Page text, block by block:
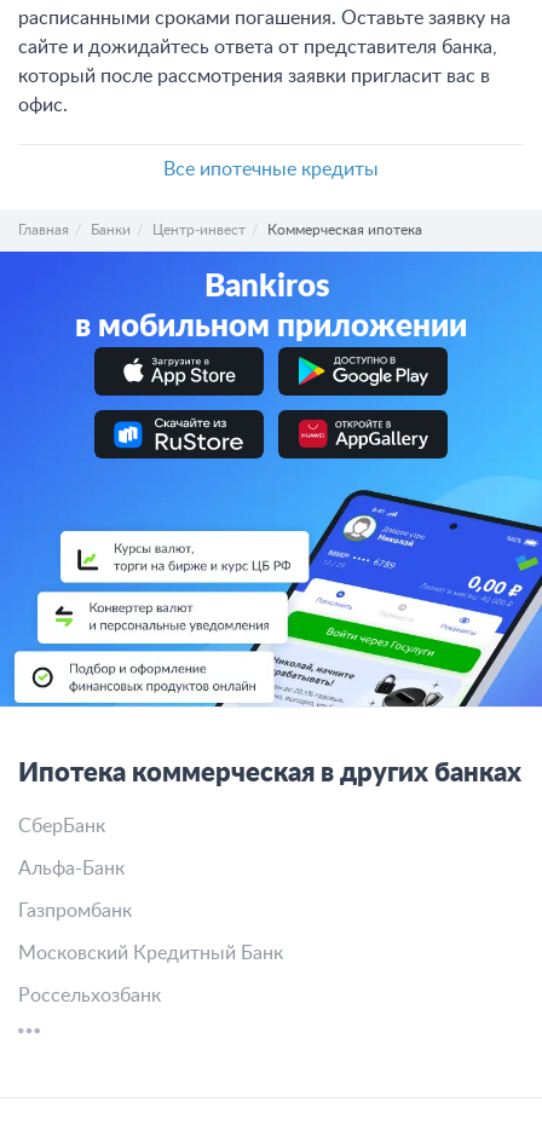
расписанными сроками погашения. Оставьте заявку на
сайте и дожидайтесь ответа от представителя банка,
который после рассмотрения заявки пригласит вас в
офис.
Все ипотечные кредиты
Главная Банки Центр-инвест Коммерческая ипотека
Bankiros
в мобильном приложении
Ипотека коммерческая в других банках
СберБанк
Альфа-Банк
Газпромбанк
Московский Кредитный Банк
Россельхозбанк